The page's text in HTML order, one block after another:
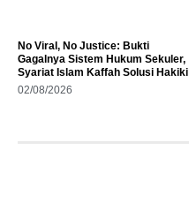
No Viral, No Justice: Bukti
Gagalnya Sistem Hukum Sekuler,
Syariat Islam Kaffah Solusi Hakiki
02/08/2026